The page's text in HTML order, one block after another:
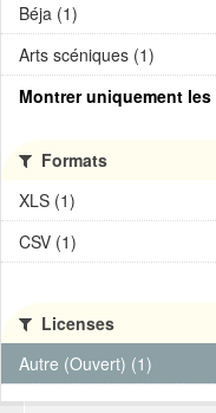
Béja (1)
Arts scéniques (1)
Montrer uniquement
Formats
XLS (1)
CSV (1)
Licenses
Autre (Ouvert) (1)